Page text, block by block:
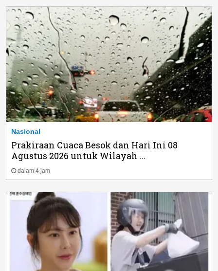
Nasional
Prakiraan Cuaca Besok dan Hari Ini 08
Agustus 2026 untuk Wilayah ...
dalam 4 jam